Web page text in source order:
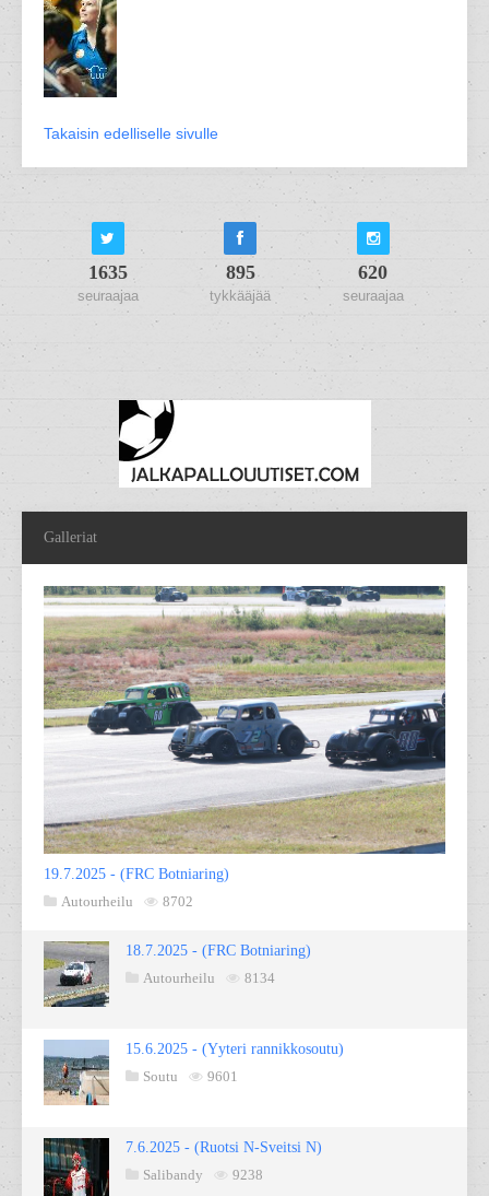
Takaisin edelliselle sivulle
1635
seuraajaa
895
tykkääjää
620
seuraajaa
Galleriat
19.7.2025 - (FRC Botniaring)
Autourheilu
8702
18.7.2025 - (FRC Botniaring)
Autourheilu
8134
15.6.2025 - (Yyteri rannikkosoutu)
Soutu
9601
7.6.2025 - (Ruotsi N-Sveitsi N)
Salibandy
9238